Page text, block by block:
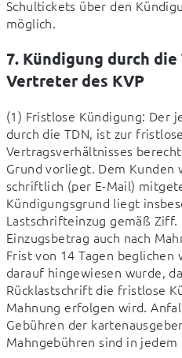
Schultickets über den
möglich.
7. Kündigung durch
Vertreter des KVP
(1) Fristlose Kündigung: Der
durch die TDN, ist zur
Vertragsverhältnisses
Grund vorliegt. Dem Kunden
schriftlich (per E-Mail)
Kündigungsgrund liegt
Lastschrifteinzug gemäß
Einzugsbetrag auch nach
Frist von 14 Tagen beglichen
darauf hingewiesen wurde,
Rücklastschrift die fristlose
Mahnung erfolgen wird.
Gebühren der
Mahngebühren sind in